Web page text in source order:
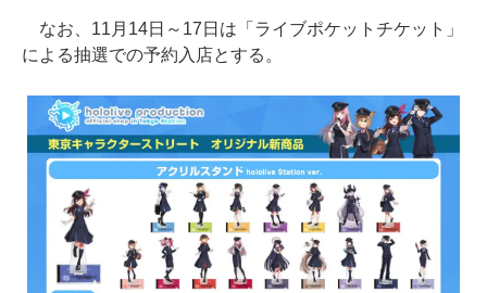
なお、11月14日～17日は「ライブポケットチケット」
による抽選での予約入店とする。